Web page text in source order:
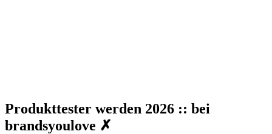
Produkttester werden 2026 :: bei
brandsyoulove ✗